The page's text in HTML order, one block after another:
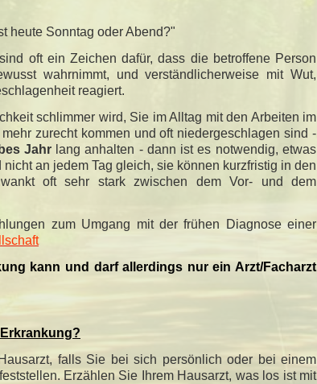
heute Sonntag oder Abend?"
oft ein Zeichen dafür, dass die betroffene Person
wahrnimmt, und verständlicherweise mit Wut,
reagiert.
schlimmer wird, Sie im Alltag mit den Arbeiten im
zurecht kommen und oft niedergeschlagen sind -
Jahrlang anhalten - dann ist es notwendig, etwas
an jedem Tag gleich, sie können kurzfristig in den
oft sehr stark zwischen dem Vor- und dem
zum Umgang mit der frühen Diagnose einer
kann und darf allerdings nur ein Arzt/Facharzt
falls Sie bei sich persönlich oder bei einem
Erzählen Sie Ihrem Hausarzt, was los ist mit